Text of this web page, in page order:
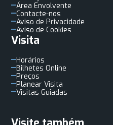
Área Envolvente
Contacte-nos
Aviso de Privacidade
Aviso de Cookies
Visita
Horários
Bilhetes Online
Preços
Planear Visita
Visitas Guiadas